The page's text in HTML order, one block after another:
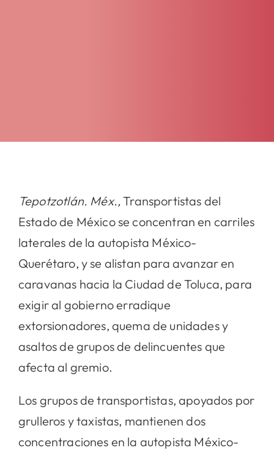
Tepotzotlán. Méx.,Transportistas del
Estado de México se concentran en carriles
laterales de la autopista México-
Querétaro, y se alistan para avanzar en
caravanas hacia la Ciudad de Toluca, para
exigir al gobierno erradique
extorsionadores, quema de unidades y
asaltos de grupos de delincuentes que
afecta al gremio.
Los grupos de transportistas, apoyados por
grulleros y taxistas, mantienen dos
concentraciones en la autopista México-